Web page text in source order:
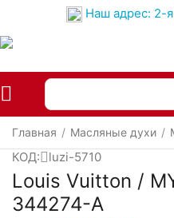
Наш адрес: 2-
Главная / Масляные духи /
КОД: luzi-5710
Louis Vuitton /
344274-A